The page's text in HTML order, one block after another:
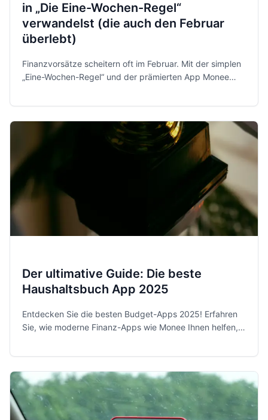
in „Die Eine-Wochen-Regel“
verwandelst (die auch den Februar
überlebt)
Finanzvorsätze scheitern oft im Februar. Mit der simplen
„Eine-Wochen-Regel“ und der prämierten App Monee
Der ultimative Guide: Die beste
Haushaltsbuch App 2025
Entdecken Sie die besten Budget-Apps 2025! Erfahren
Sie, wie moderne Finanz-Apps wie Monee Ihnen helfen,